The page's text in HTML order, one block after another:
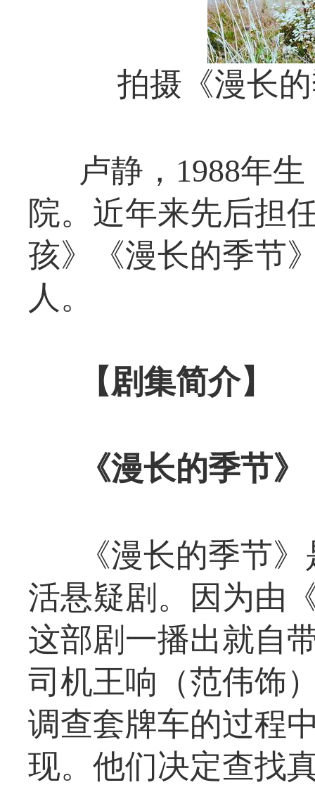
拍摄《漫长
卢静，1988年
院。近年来先后担
孩》《漫长的季节
人。
【剧集简介】
《漫长的季节》
《漫长的季节
活悬疑剧。因为由
这部剧一播出就自
司机王响（范伟饰
调查套牌车的过程
现。他们决定查找